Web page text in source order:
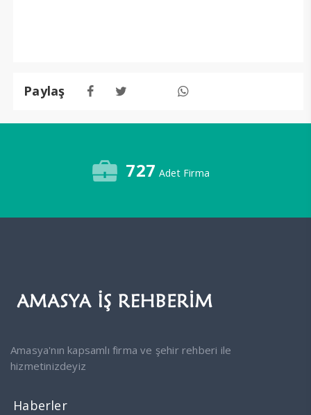
Paylaş
727 Adet Firma
Amasya'nın kapsamlı firma ve şehir rehberi ile
hizmetinizdeyiz
Haberler